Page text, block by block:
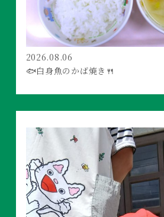
2026.08.06
🐟白身魚のかば焼き🍴